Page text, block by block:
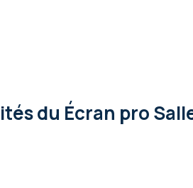
du Écran pro